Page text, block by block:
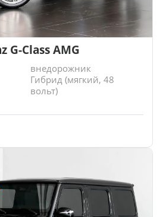
G-Class AMG
внедорожник
Гибрид (мягкий, 48
вольт)